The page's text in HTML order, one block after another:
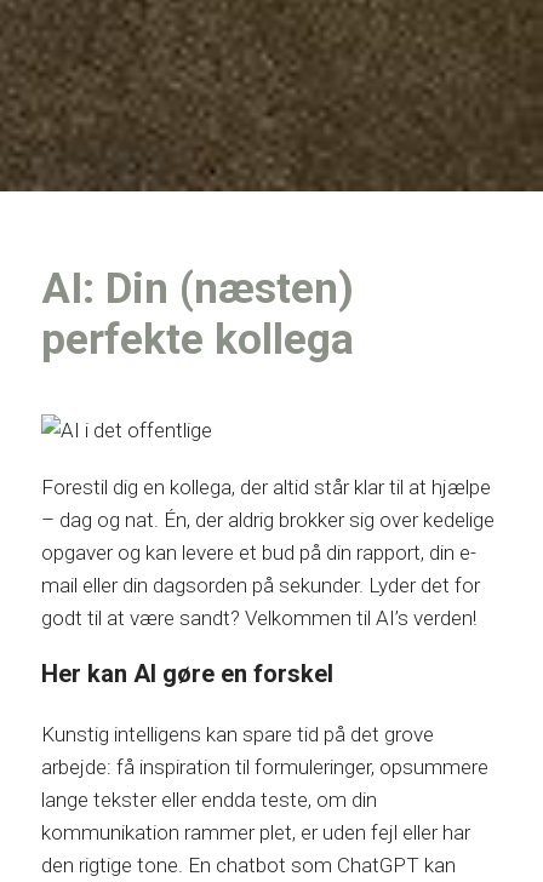
AI: Din (næsten)
perfekte kollega
Forestil dig en kollega, der altid står klar til at hjælpe
– dag og nat. Én, der aldrig brokker sig over kedelige
opgaver og kan levere et bud på din rapport, din e-
mail eller din dagsorden på sekunder. Lyder det for
godt til at være sandt? Velkommen til AI’s verden!
Her kan AI gøre en forskel
Kunstig intelligens kan spare tid på det grove
arbejde: få inspiration til formuleringer, opsummere
lange tekster eller endda teste, om din
kommunikation rammer plet, er uden fejl eller har
den rigtige tone. En chatbot som ChatGPT kan